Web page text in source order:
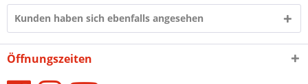
Kunden haben sich ebenfalls angesehen
Öffnungszeiten